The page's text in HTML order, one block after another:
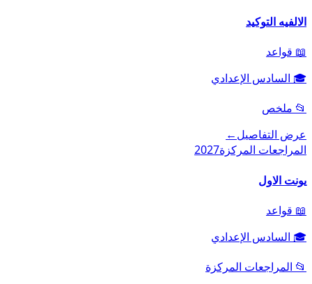
الالفيه التوكيد
📖 قواعد
🎓 السادس الإعدادي
📂 ملخص
عرض التفاصيل←
المراجعات المركزة2027
يونت الاول
📖 قواعد
🎓 السادس الإعدادي
📂 المراجعات المركزة